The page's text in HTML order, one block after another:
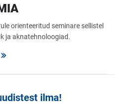
orienteeritud seminare sellistel
ja aknatehnoloogiad.
ilma!